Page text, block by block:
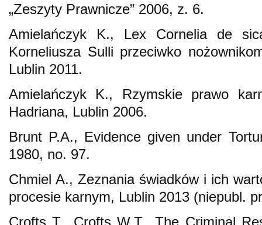
„Zeszyty Prawnicze” 2006, z. 6.
Amielańczyk K., Lex Cornelia de
Korneliusza Sulli przeciwko
Lublin 2011.
Amielańczyk K., Rzymskie prawo
Hadriana, Lublin 2006.
Brunt P.A., Evidence given under
1980, no. 97.
Chmiel A., Zeznania świadków i ich
procesie karnym, Lublin 2013 (niepubl.
Crofts T., Crofts W.T., The Criminal